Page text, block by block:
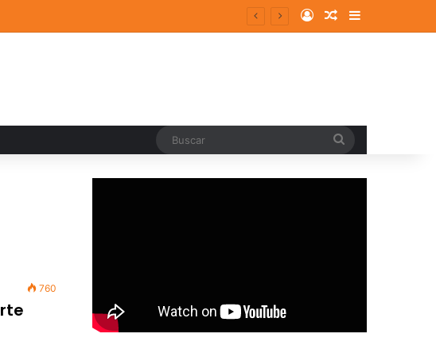
emergentes y consolidados Log InRandom Article
Sidebar
760